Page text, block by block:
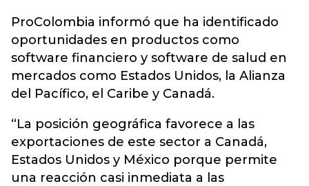
ProColombia informó que ha identificado
oportunidades en productos como
software financiero y software de salud en
mercados como Estados Unidos, la Alianza
del Pacífico, el Caribe y Canadá.
“La posición geográfica favorece a las
exportaciones de este sector a Canadá,
Estados Unidos y México porque permite
una reacción casi inmediata a las